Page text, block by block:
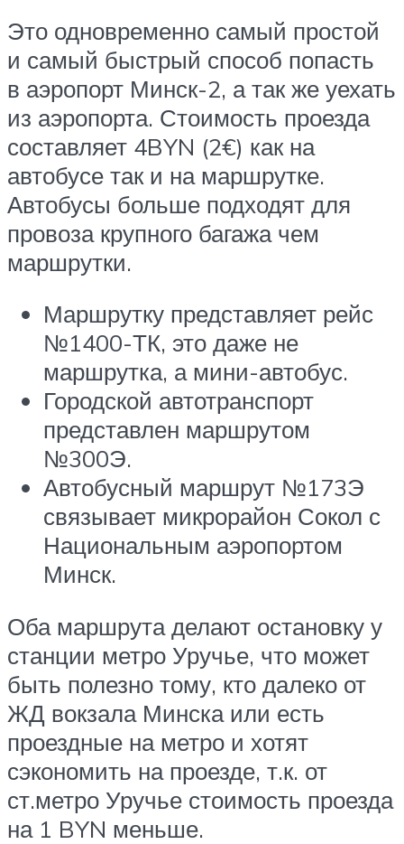
Это одновременно самый простой
и самый быстрый способ попасть
в аэропорт Минск-2, а так же уехать
из аэропорта. Стоимость проезда
составляет 4BYN (2€) как на
автобусе так и на маршрутке.
Автобусы больше подходят для
провоза крупного багажа чем
маршрутки.
Маршрутку представляет рейс
№1400-ТК, это даже не
маршрутка, а мини-автобус.
Городской автотранспорт
представлен маршрутом
№300Э.
Автобусный маршрут №173Э
связывает микрорайон Сокол с
Национальным аэропортом
Минск.
Оба маршрута делают остановку у
станции метро Уручье, что может
быть полезно тому, кто далеко от
ЖД вокзала Минска или есть
проездные на метро и хотят
сэкономить на проезде, т.к. от
ст.метро Уручье стоимость проезда
на 1 BYN меньше.